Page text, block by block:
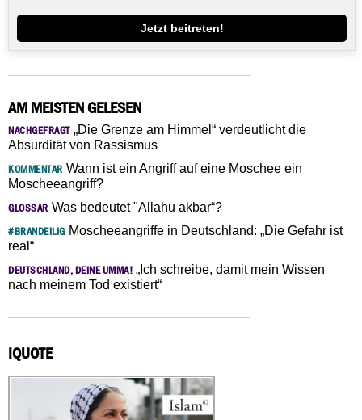
Jetzt beitreten!
AM MEISTEN GELESEN
NACHGEFRAGT„Die Grenze am Himmel“ verdeutlicht die
Absurdität von Rassismus
KOMMENTAR Wann ist ein Angriff auf eine Moschee ein
Moscheeangriff?
GLOSSAR Was bedeutet "Allahu akbar“?
#BRANDEILIGMoscheeangriffe in Deutschland: „Die Gefahr ist
real“
DEUTSCHLAND, DEINE UMMA! „Ich schreibe, damit mein Wissen
nach meinem Tod existiert“
IQUOTE